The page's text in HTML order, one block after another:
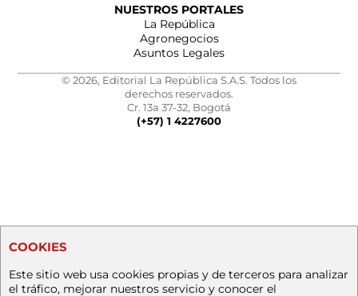
NUESTROS PORTALES
La República
Agronegocios
Asuntos Legales
© 2026, Editorial La República S.A.S. Todos los
derechos reservados.
Cr. 13a 37-32, Bogotá
(+57) 1 4227600
COOKIES
Este sitio web usa cookies propias y de terceros para analizar
el tráfico, mejorar nuestros servicio y conocer el